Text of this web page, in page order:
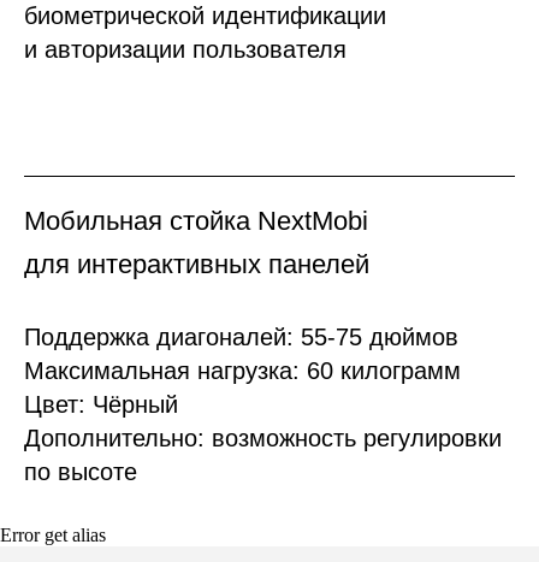
биометрической идентификации
и авторизации пользователя
Мобильная стойка NextMobi
для интерактивных панелей
Поддержка диагоналей: 55-75 дюймов
Максимальная нагрузка: 60 килограмм
Цвет: Чёрный
Дополнительно: возможность регулировки
по высоте
Error get alias